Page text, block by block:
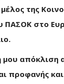
της
ΠΑΣΟΚ στο
μου απόκλιση
προφανής